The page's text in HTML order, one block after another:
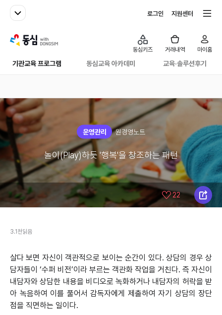
패밀리사이트
로그인 지원센터
with동심
기관교육 프로그램 동심교육 아카데미 교육·솔루션후기
동심키즈 거래내역 마이홈
운영관리 원경영노트
놀이(Play)하듯 '행복'을 창조하는 패턴
22
3.1천읽음
살다 보면 자신이 객관적으로 보이는 순간이 있다. 상담의 경우 상
담자들이 ‘수퍼 비전’이라 부르는 객관화 작업을 거친다. 즉 자신이
내담자와 상담한 내용을 비디오로 녹화하거나 내담자의 허락을 받
아 녹음하여 이를 풀어서 감독자에게 제출하여 자기 상담의 장단
점을 직면하는 일이다.